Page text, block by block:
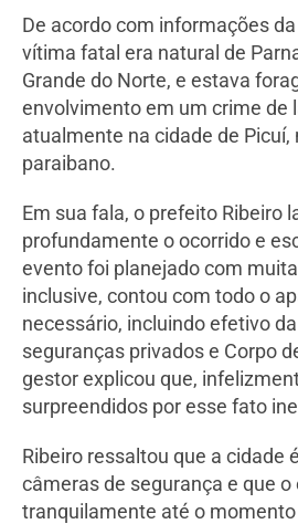
De acordo com informações
vítima fatal era natural de
Grande do Norte, e estava
envolvimento em um crime de
atualmente na cidade de Picuí,
paraibano.
Em sua fala, o prefeito Ribeiro
profundamente o ocorrido e
evento foi planejado com
inclusive, contou com todo o
necessário, incluindo efetivo
seguranças privados e Corpo
gestor explicou que,
surpreendidos por esse fato
Ribeiro ressaltou que a cidade
câmeras de segurança e que o
tranquilamente até o